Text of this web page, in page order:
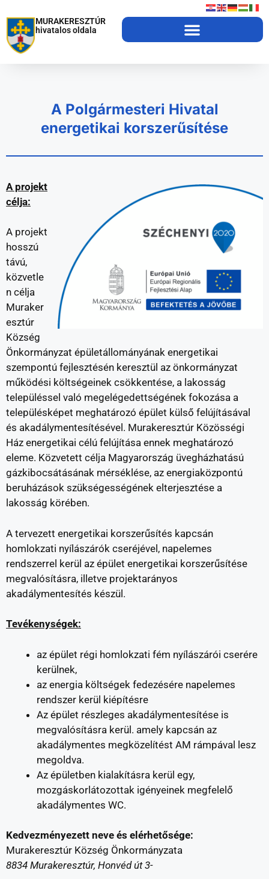
MURAKERESZTÚR
hivatalos oldala
A Polgármesteri Hivatal
energetikai korszerűsítése
A projekt
célja:
A projekt
hosszú
távú,
közvetle
n célja
Muraker
esztúr
Község
Önkormányzat épületállományának energetikai
szempontú fejlesztésén keresztül az önkormányzat
működési költségeinek csökkentése, a lakosság
településsel való megelégedettségének fokozása a
településképet meghatározó épület külső felújításával
és akadálymentesítésével. Murakeresztúr Közösségi
Ház energetikai célú felújítása ennek meghatározó
eleme. Közvetett célja Magyarország üvegházhatású
gázkibocsátásának mérséklése, az energiaközpontú
beruházások szükségességének elterjesztése a
lakosság körében.
A tervezett energetikai korszerűsítés kapcsán
homlokzati nyílászárók cseréjével, napelemes
rendszerrel kerül az épület energetikai korszerűsítése
megvalósításra, illetve projektarányos
akadálymentesítés készül.
Tevékenységek:
az épület régi homlokzati fém nyílászárói cserére
kerülnek,
az energia költségek fedezésére napelemes
rendszer kerül kiépítésre
Az épület részleges akadálymentesítése is
megvalósításra kerül. amely kapcsán az
akadálymentes megközelítést AM rámpával lesz
megoldva.
Az épületben kialakításra kerül egy,
mozgáskorlátozottak igényeinek megfelelő
akadálymentes WC.
Kedvezményezett neve és elérhetősége:
Murakeresztúr Község Önkormányzata
8834 Murakeresztúr, Honvéd út 3-